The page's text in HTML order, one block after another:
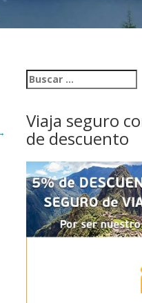
Viaja seguro
de descuento